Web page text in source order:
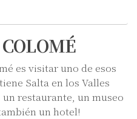
es visitar uno de esos
Salta en los Valles
restaurante, un museo
un hotel!